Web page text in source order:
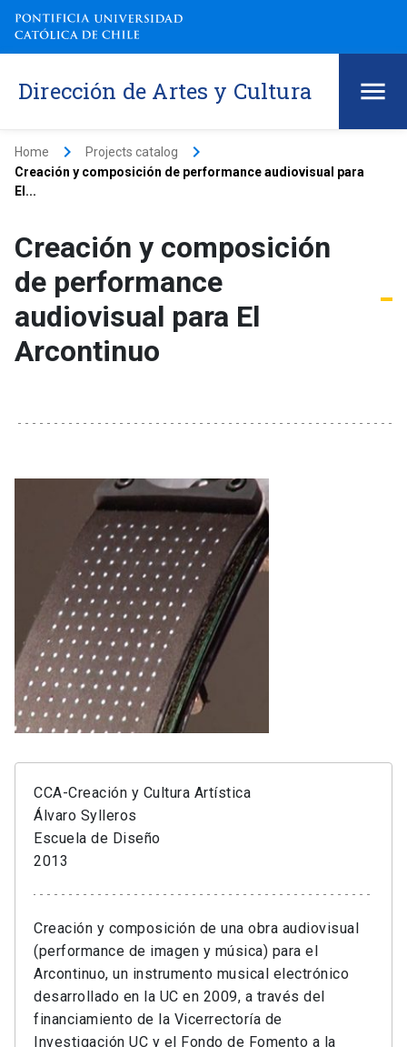
Dirección de Artes y Cultura
Home keyboard_arrow_right Projects catalog keyboard_arrow_right
Creación y composición de performance audiovisual para
El...
Creación y composición
de performance
audiovisual para El
Arcontinuo
CCA-Creación y Cultura Artística
Álvaro Sylleros
Escuela de Diseño
2013
Creación y composición de una obra audiovisual
(performance de imagen y música) para el
Arcontinuo, un instrumento musical electrónico
desarrollado en la UC en 2009, a través del
financiamiento de la Vicerrectoría de
Investigación UC y el Fondo de Fomento a la